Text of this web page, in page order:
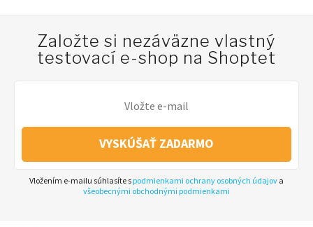
Založte si nezáväzne vlastný
testovací e-shop na Shoptet
VYSKÚŠAŤ ZADARMO
Vložením e-mailu súhlasíte s podmienkami ochrany osobných údajov a
všeobecnými obchodnými podmienkami